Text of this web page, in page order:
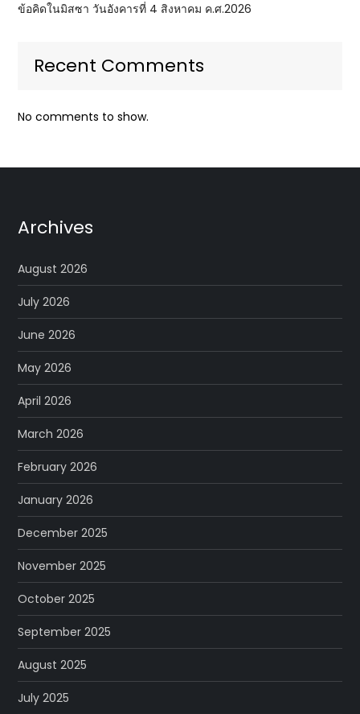
ข้อคิดในมิสซา วันอังคารที่ 4 สิงหาคม ค.ศ.2026
Recent Comments
No comments to show.
Archives
August 2026
July 2026
June 2026
May 2026
April 2026
March 2026
February 2026
January 2026
December 2025
November 2025
October 2025
September 2025
August 2025
July 2025